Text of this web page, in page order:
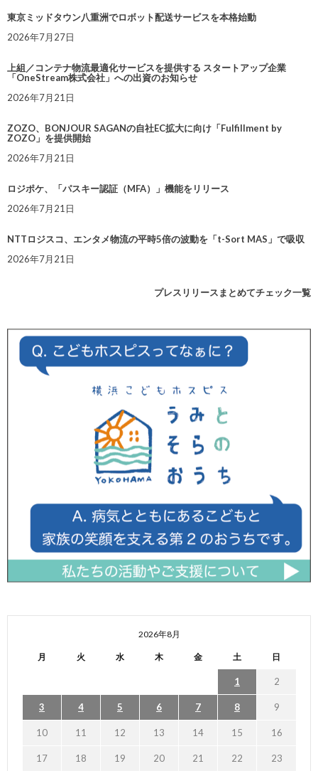
東京ミッドタウン八重洲でロボット配送サービスを本格始動
2026年7月27日
上組／コンテナ物流最適化サービスを提供する スタートアップ企業
「OneStream株式会社」への出資のお知らせ
2026年7月21日
ZOZO、BONJOUR SAGANの自社EC拡大に向け「Fulfillment by
ZOZO」を提供開始
2026年7月21日
ロジポケ、「パスキー認証（MFA）」機能をリリース
2026年7月21日
NTTロジスコ、エンタメ物流の平時5倍の波動を「t-Sort MAS」で吸収
2026年7月21日
プレスリリースまとめてチェック一覧
2026年8月
月 火 水 木 金 土 日
1 2
3 4 5 6 7 8 9
10 11 12 13 14 15 16
17 18 19 20 21 22 23